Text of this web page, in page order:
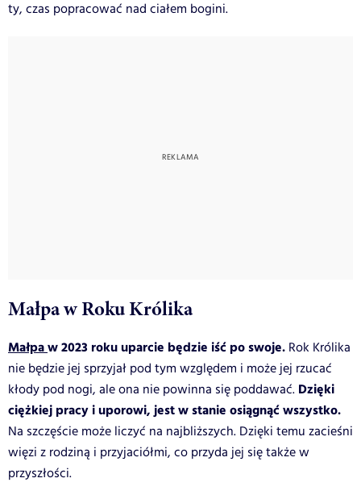
ty, czas popracować nad ciałem bogini.
Małpa w Roku Królika
Małpaw 2023 roku uparcie będzie iść po swoje. Rok Królika
nie będzie jej sprzyjał pod tym względem i może jej rzucać
kłody pod nogi, ale ona nie powinna się poddawać. Dzięki
ciężkiej pracy i uporowi, jest w stanie osiągnąć wszystko.
Na szczęście może liczyć na najbliższych. Dzięki temu zacieśni
więzi z rodziną i przyjaciółmi, co przyda jej się także w
przyszłości.